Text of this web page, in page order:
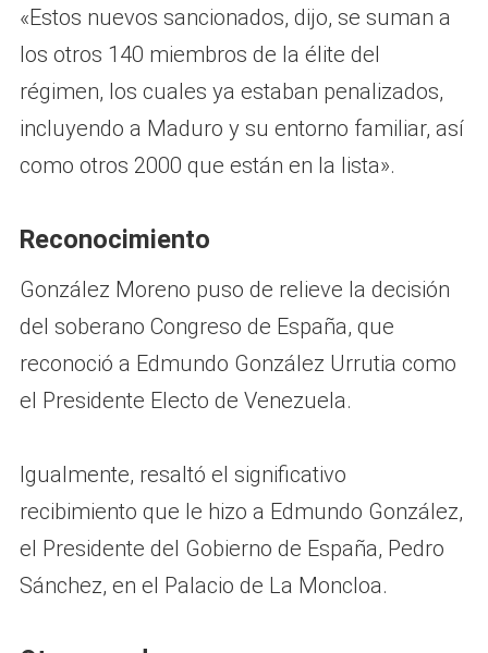
«Estos nuevos sancionados, dijo, se suman a
los otros 140 miembros de la élite del
régimen, los cuales ya estaban penalizados,
incluyendo a Maduro y su entorno familiar, así
como otros 2000 que están en la lista».
Reconocimiento
González Moreno puso de relieve la decisión
del soberano Congreso de España, que
reconoció a Edmundo González Urrutia como
el Presidente Electo de Venezuela.
Igualmente, resaltó el significativo
recibimiento que le hizo a Edmundo González,
el Presidente del Gobierno de España, Pedro
Sánchez, en el Palacio de La Moncloa.